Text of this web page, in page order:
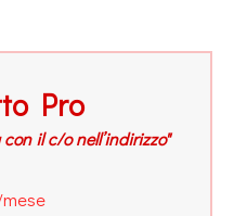
Pro
il c/o nell’indirizzo"